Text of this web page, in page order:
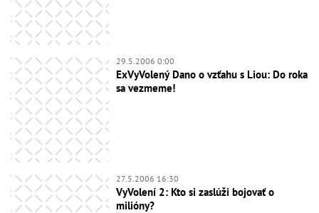
29.5.2006 0:00
ExVyVolený Dano o vzťahu s Liou: Do roka
sa vezmeme!
27.5.2006 16:30
VyVolení 2: Kto si zaslúži bojovať o
milióny?